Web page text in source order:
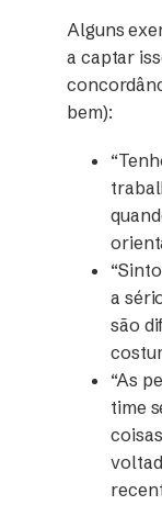
Alguns
a captar
bem):
a
são
“As
time